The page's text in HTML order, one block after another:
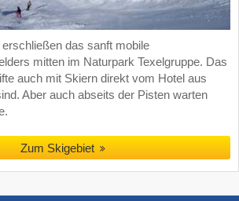
erschließen das sanft mobile
mitten im Naturpark Texelgruppe. Das
auch mit Skiern direkt vom Hotel aus
Aber auch abseits der Pisten warten
Zum Skigebiet